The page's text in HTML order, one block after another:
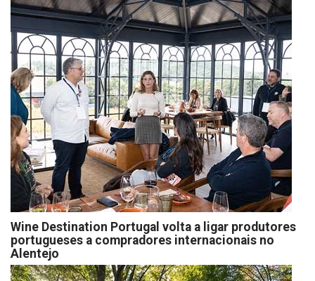
Wine Destination Portugal volta a ligar produtores
portugueses a compradores internacionais no
Alentejo